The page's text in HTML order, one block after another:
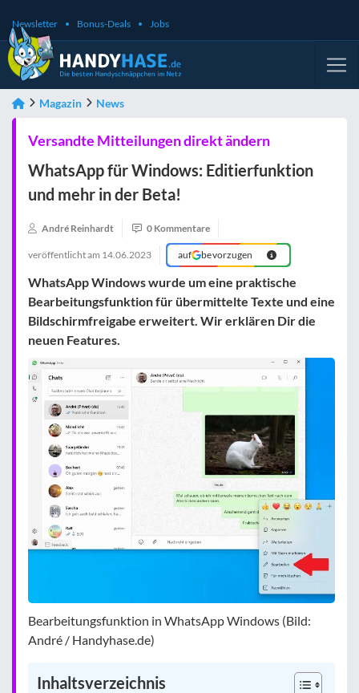
Newsletter Bonus-Deals Jobs
Magazin News
Versandte Mitteilungen direkt ändern
WhatsApp für Windows: Editierfunktion
und mehr in der Beta!
André Reinhardt 0 Kommentare
veröffentlicht am 14.06.2023 auf bevorzugen
WhatsApp Windows wurde um eine praktische
Bearbeitungsfunktion für übermittelte Texte und eine
Bildschirmfreigabe erweitert. Wir erklären Dir die
neuen Features.
Bearbeitungsfunktion in WhatsApp Windows (Bild:
André / Handyhase.de)
Inhaltsverzeichnis